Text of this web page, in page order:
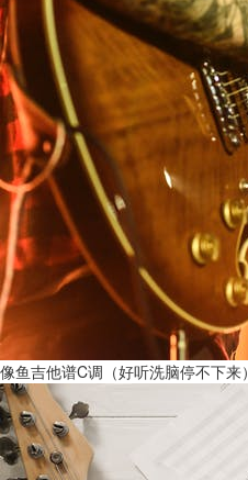
像鱼吉他谱C调（好听洗脑停不下